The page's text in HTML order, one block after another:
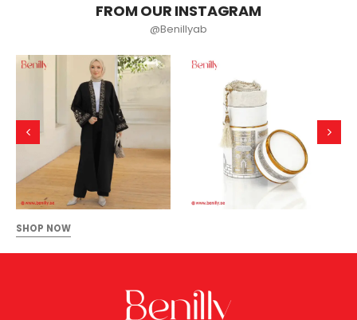
FROM OUR INSTAGRAM
@Benillyab
SHOP NOW